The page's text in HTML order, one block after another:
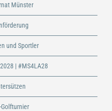
Münster
und Sportler
| #MS4LA28